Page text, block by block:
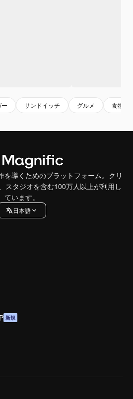
サンドイッチ グルメ 食物
を導くためのプラットフォーム。クリ
スタジオを含む100万人以上が利用し
ています。
日本語
新規